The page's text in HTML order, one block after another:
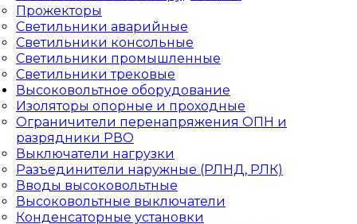
Прожекторы
Светильники аварийные
Светильники консольные
Светильники промышленные
Светильники трековые
Высоковольтное оборудование
Изоляторы опорные и проходные
Ограничители перенапряжения ОПН и
разрядники РВО
Выключатели нагрузки
Разъединители наружные (РЛНД, РЛК)
Вводы высоковольтные
Высоковольтные выключатели
Конденсаторные установки